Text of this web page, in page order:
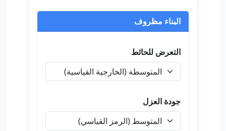
البناء مظروف
التعرض للحائط
جودة العزل